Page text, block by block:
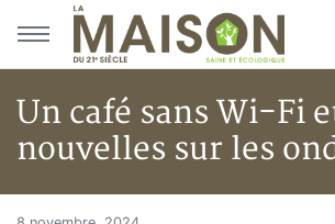
Aller au menu principal
Aller au contenu principal
Un café sans Wi-Fi
nouvelles sur les